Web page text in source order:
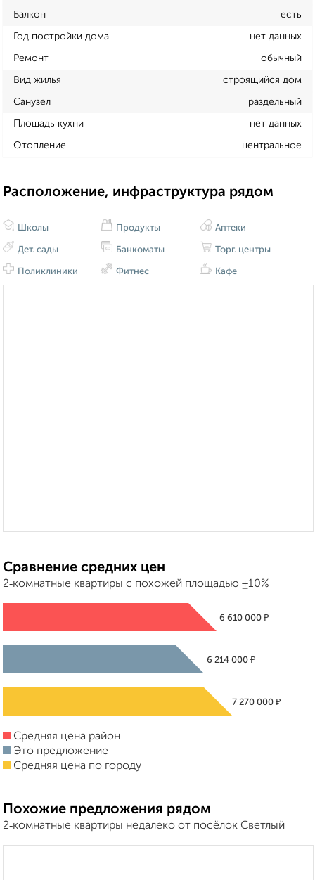
Балкон есть
Год постройки дома нет данных
Ремонт обычный
Вид жилья строящийся дом
Санузел раздельный
Площадь кухни нет данных
Отопление центральное
Расположение, инфраструктура рядом
Школы
Дет. сады
Поликлиники
Продукты
Банкоматы
Фитнес
Аптеки
Торг. центры
Кафе
Сравнение средних цен
2‑комнатные квартиры с похожей площадью ±10%
6 610 000 ₽
6 214 000₽
7 270 000 ₽
Средняя цена район
Это предложение
Средняя цена по городу
Похожие предложения рядом
2‑комнатные квартиры недалеко от посёлок Светлый